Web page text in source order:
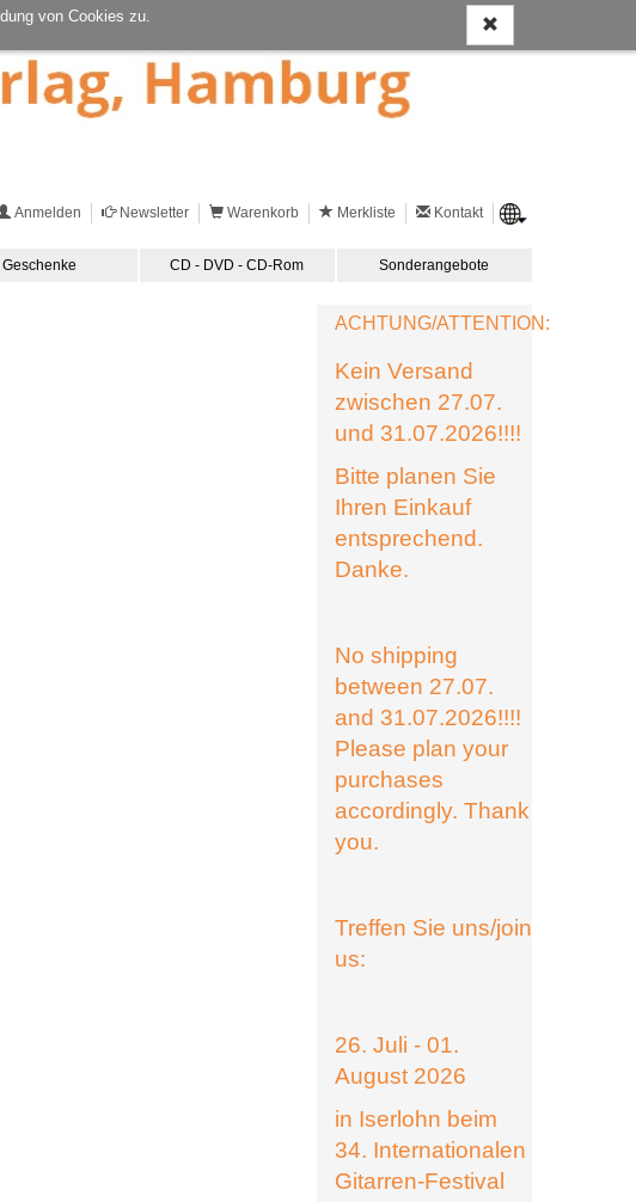
von Cookies zu.
Anmelden Newsletter Warenkorb Merkliste Kontakt
Geschenke CD - DVD - CD-Rom Sonderangebote
ACHTUNG/ATTENTION:
Kein Versand
zwischen 27.07.
und 31.07.2026!!!!
Bitte planen Sie
Ihren Einkauf
entsprechend.
Danke.
No shipping
between 27.07.
and 31.07.2026!!!!
Please plan your
purchases
accordingly. Thank
you.
Treffen Sie uns/join
us:
26. Juli - 01.
August 2026
in Iserlohn beim
34. Internationalen
Gitarren-Festival